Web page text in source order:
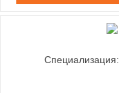
Специализация: